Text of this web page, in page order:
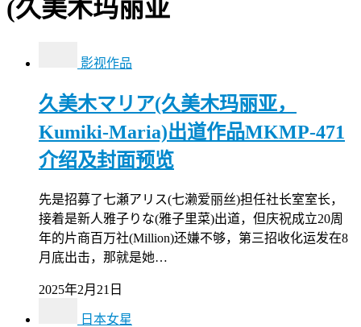
(久美木玛丽亚
影视作品
久美木マリア(久美木玛丽亚，
Kumiki-Maria)出道作品MKMP-471
介绍及封面预览
先是招募了七瀬アリス(七濑爱丽丝)担任社长室室长，
接着是新人雅子りな(雅子里菜)出道，但庆祝成立20周
年的片商百万社(Million)还嫌不够，第三招收化运发在8
月底出击，那就是她…
2025年2月21日
日本女星